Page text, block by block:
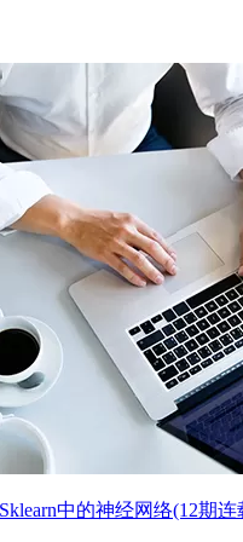
中的神经网络(12期连